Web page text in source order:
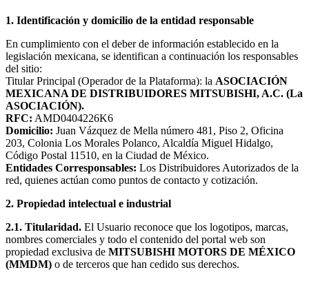
1. Identificación y domicilio de la entidad responsable
En cumplimiento con el deber de información establecido en la
legislación mexicana, se identifican a continuación los responsables
del sitio:
Titular Principal (Operador de la Plataforma): la ASOCIACIÓN
MEXICANA DE DISTRIBUIDORES MITSUBISHI, A.C. (La
ASOCIACIÓN).
RFC: AMD0404226K6
Domicilio: Juan Vázquez de Mella número 481, Piso 2, Oficina
203, Colonia Los Morales Polanco, Alcaldía Miguel Hidalgo,
Código Postal 11510, en la Ciudad de México.
Entidades Corresponsables: Los Distribuidores Autorizados de la
red, quienes actúan como puntos de contacto y cotización.
2. Propiedad intelectual e industrial
2.1. Titularidad. El Usuario reconoce que los logotipos, marcas,
nombres comerciales y todo el contenido del portal web son
propiedad exclusiva de MITSUBISHI MOTORS DE MÉXICO
(MMDM) o de terceros que han cedido sus derechos.